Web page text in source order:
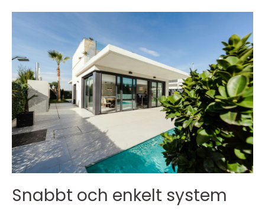
Snabbt och enkelt system